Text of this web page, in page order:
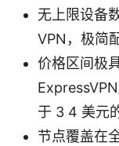
无上限设备
VPN，极简
价格区间极
于 3 4 美元
节点覆盖在